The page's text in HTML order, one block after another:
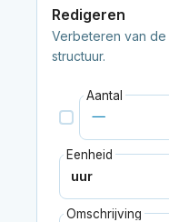
Redigeren
Verbeteren van
structuur.
Aantal
Eenheid
Omschrijving